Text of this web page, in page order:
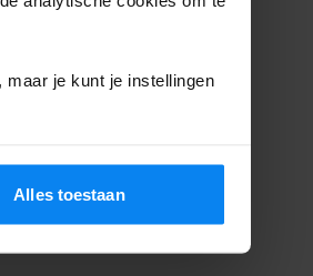
je kunt je instellingen
Alles toestaan